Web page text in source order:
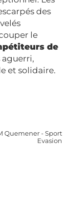
des
le
de
et solidaire.
Quemener - Sport
Evasion